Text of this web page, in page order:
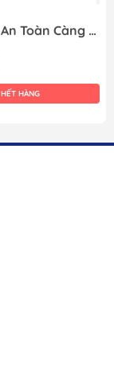
Công Tắc An Toàn Càng Cua Cho Yamaha, Hàng Mới 100%,
HẾT HÀNG